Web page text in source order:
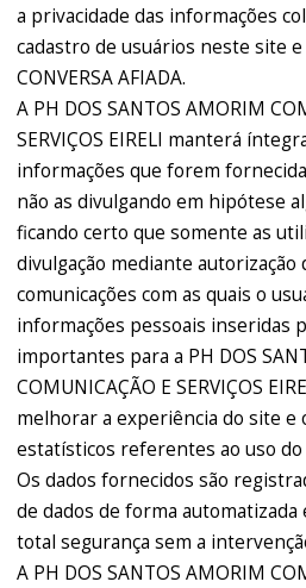
a privacidade das informações
cadastro de usuários neste site e
CONVERSA AFIADA.
A PH DOS SANTOS AMORIM
SERVIÇOS EIRELI manterá
informações que forem
não as divulgando em hipótese
ficando certo que somente as
divulgação mediante autorização
comunicações com as quais o
informações pessoais inseridas
importantes para a PH DOS
COMUNICAÇÃO E SERVIÇOS
melhorar a experiência do site e
estatísticos referentes ao uso
Os dados fornecidos são
de dados de forma automatizada
total segurança sem a
A PH DOS SANTOS AMORIM